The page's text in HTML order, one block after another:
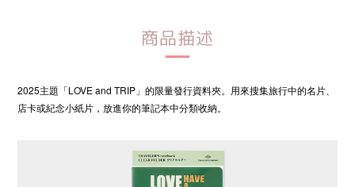
商品描述
2025主題「LOVE and TRIP」的限量發行資料夾。用來搜集旅行中的名片、
店卡或紀念小紙片，放進你的筆記本中分類收納。